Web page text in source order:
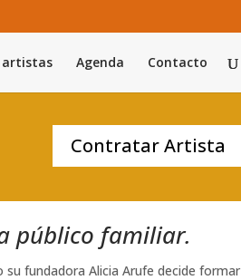
Agenda Contacto
Contratar Artista
público familiar.
su fundadora Alicia Arufe decide formar